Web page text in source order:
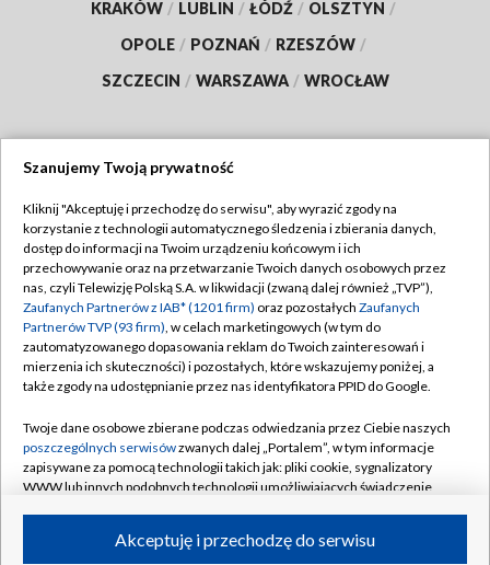
KRAKÓW / LUBLIN / ŁÓDŹ / OLSZTYN /
OPOLE / POZNAŃ / RZESZÓW /
SZCZECIN / WARSZAWA / WROCŁAW
TVP
Abonament TVP
Emisja w TVP
Centrum informacji TVP
Naziemna Telewizja Cyfrowa
Rada Programowa
System NOS
Informacje o nadawcy
Program dla prasy
Regulamin TVP
Polityka prywatności
Moje zgody
Pomoc
Kontakt
Kanały
Szanujemy Twoją prywatność
Kliknij "Akceptuję i przechodzę do serwisu", aby wyrazić zgody na
korzystanie z technologii automatycznego śledzenia i zbierania danych,
dostęp do informacji na Twoim urządzeniu końcowym i ich
przechowywanie oraz na przetwarzanie Twoich danych osobowych przez
nas, czyli Telewizję Polską S.A. w likwidacji (zwaną dalej również „TVP”),
Zaufanych Partnerów z IAB* (1201 firm) oraz pozostałych Zaufanych
Partnerów TVP (93 firm), w celach marketingowych (w tym do
zautomatyzowanego dopasowania reklam do Twoich zainteresowań i
mierzenia ich skuteczności) i pozostałych, które wskazujemy poniżej, a
także zgody na udostępnianie przez nas identyfikatora PPID do Google.
Twoje dane osobowe zbierane podczas odwiedzania przez Ciebie naszych
poszczególnych serwisówzwanych dalej „Portalem”, w tym informacje
zapisywane za pomocą technologii takich jak: pliki cookie, sygnalizatory
WWW lub innych podobnych technologii umożliwiających świadczenie
ruchu w Internecie.Akceptuję i przechodzę do serwisu